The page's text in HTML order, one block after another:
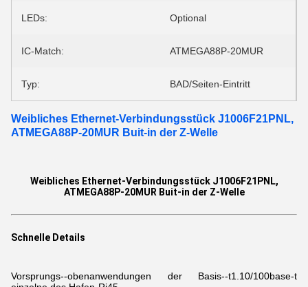
LEDs: Optional
IC-Match: ATMEGA88P-20MUR
Typ: BAD/Seiten-Eintritt
Weibliches Ethernet-Verbindungsstück J1006F21PNL,
ATMEGA88P-20MUR Buit-in der Z-Welle
Weibliches Ethernet-Verbindungsstück J1006F21PNL,
ATMEGA88P-20MUR Buit-in der Z-Welle
Schnelle Details
Vorsprungs--obenanwendungen der Basis--t1.10/100base-t